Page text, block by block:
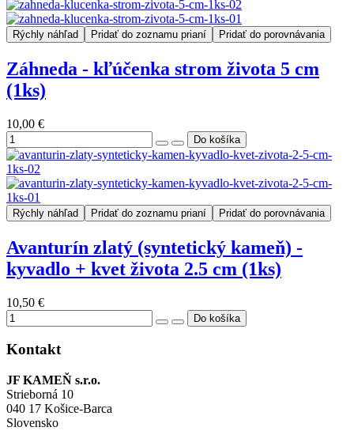
Rýchly náhľad Pridať do zoznamu prianí Pridať do porovnávania
Záhneda - kľúčenka strom života 5 cm
(1ks)
10,00 €
Rýchly náhľad Pridať do zoznamu prianí Pridať do porovnávania
Avanturín zlatý (syntetický kameň) -
kyvadlo + kvet života 2.5 cm (1ks)
10,50 €
Kontakt
JF KAMEŇ s.r.o.
Strieborná 10
040 17 Košice-Barca
Slovensko